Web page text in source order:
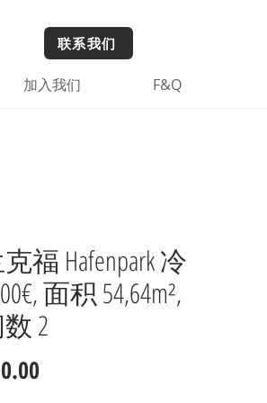
联系我们
加入我们 F&Q
福 Hafenpark 冷
面积 54,64m²,
2